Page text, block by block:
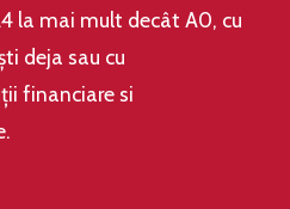
la mai mult decât A0, cu
deja sau cu
financiare si